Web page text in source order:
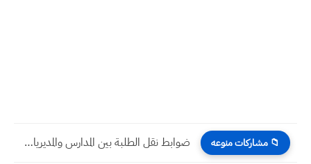
📁 مشاركات منوعه ضوابط نقل الطلبة بين المدارس والمديريات العامة للتربية جميع المحافظات...